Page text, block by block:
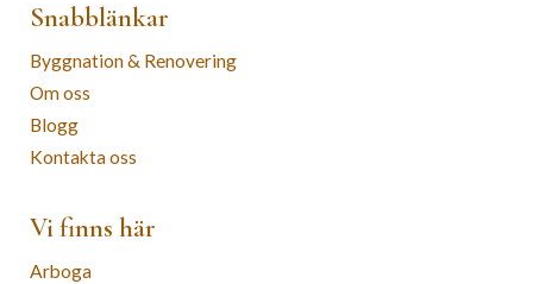
Snabblänkar
Byggnation & Renovering
Om oss
Blogg
Kontakta oss
Vi finns här
Arboga